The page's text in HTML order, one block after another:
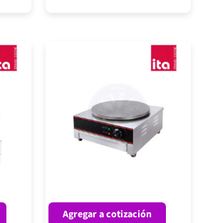
Agregar a cotización